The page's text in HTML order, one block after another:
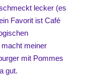
lecker (es
Favorit ist Café
meiner
mit Pommes
gut.